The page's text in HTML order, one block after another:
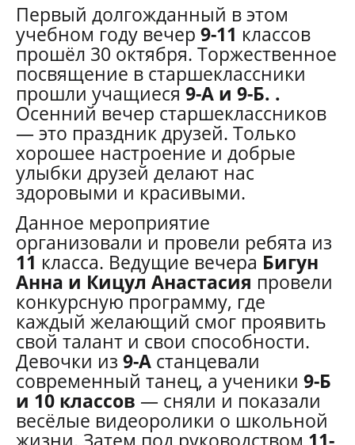
Первый долгожданный в этом
учебном году вечер 9-11 классов
прошёл 30 октября. Торжественное
посвящение в старшеклассники
прошли учащиеся 9-А и 9-Б. .
Осенний вечер старшеклассников
— это праздник друзей. Только
хорошее настроение и добрые
улыбки друзей делают нас
здоровыми и красивыми.
Данное мероприятие
организовали и провели ребята из
11 класса. Ведущие вечера Бигун
Анна и Кицул Анастасия провели
конкурсную программу, где
каждый желающий смог проявить
свой талант и свои способности.
Девочки из 9-А станцевали
современный танец, а ученики 9-Б
и 10 классов — сняли и показали
весёлые видеоролики о школьной